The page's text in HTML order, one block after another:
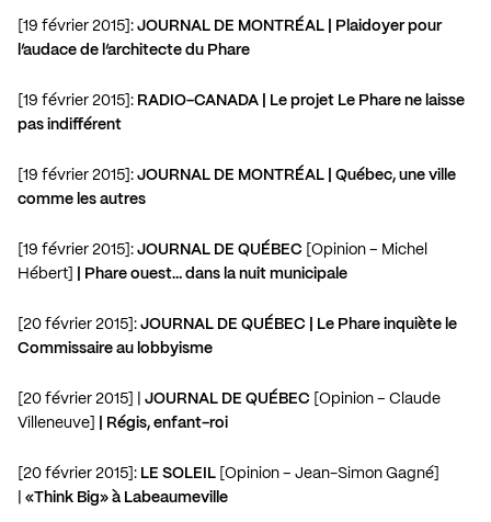
[19 février 2015]: JOURNAL DE MONTRÉAL | Plaidoyer pour
l’audace de l’architecte du Phare
[19 février 2015]: RADIO-CANADA | Le projet Le Phare ne laisse
pas indifférent
[19 février 2015]: JOURNAL DE MONTRÉAL | Québec, une ville
comme les autres
[19 février 2015]: JOURNAL DE QUÉBEC [Opinion – Michel
Hébert]
| Phare ouest… dans la nuit municipale
[20 février 2015]: JOURNAL DE QUÉBEC | Le Phare inquiète le
Commissaire au lobbyisme
[20 février 2015] | JOURNAL DE QUÉBEC [Opinion – Claude
Villeneuve]
| Régis, enfant-roi
[20 février 2015]: LE SOLEIL [Opinion – Jean-Simon Gagné]
«Think Big» à Labeaumeville